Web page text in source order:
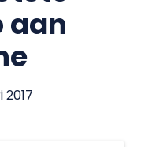
aan
2017